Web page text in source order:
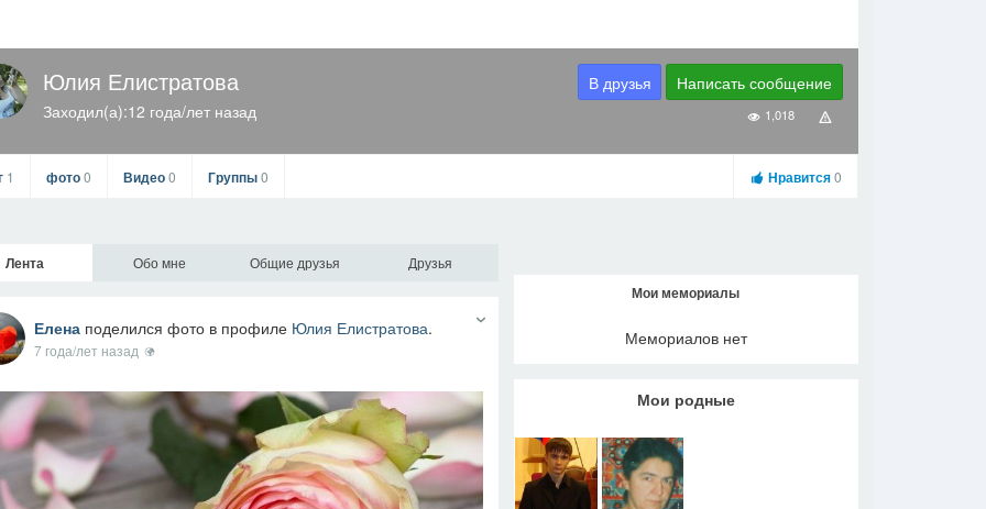
Юлия Елистратова
Заходил(а):12 года/лет назад
В друзья Написать сообщение
1,018
1 фото0 Видео0 Группы0 Нравится0
Мои мемориалы
Мемориалов нет
Мои родные
Лента Обо мне Общие друзья Друзья
Елена поделился фото в профиле Юлия Елистратова.
7 года/лет назад